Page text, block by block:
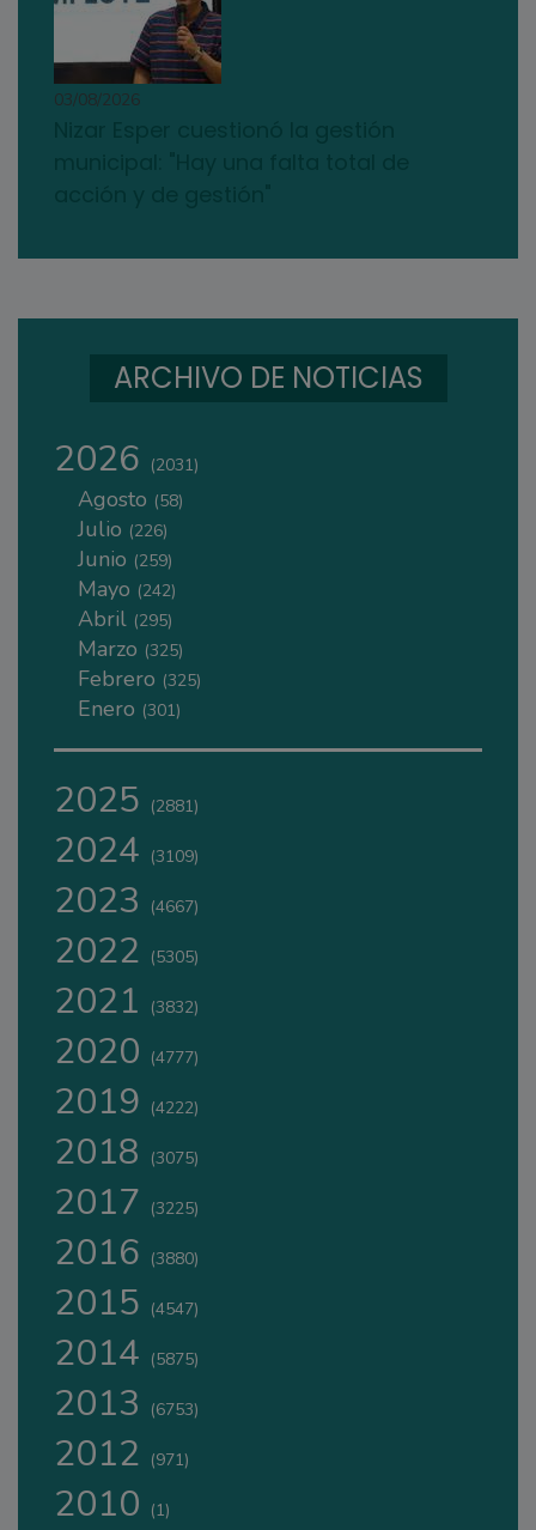
03/08/2026
ARCHIVO DE NOTICIAS
2026 (2031)
Agosto (58)
Julio (226)
Junio (259)
Mayo (242)
Abril (295)
Marzo (325)
Febrero (325)
Enero (301)
2025 (2881)
2024 (3109)
2023 (4667)
2022 (5305)
2021 (3832)
2020 (4777)
2019 (4222)
2018 (3075)
2017 (3225)
2016 (3880)
2015 (4547)
2014 (5875)
2013 (6753)
2012 (971)
2010 (1)